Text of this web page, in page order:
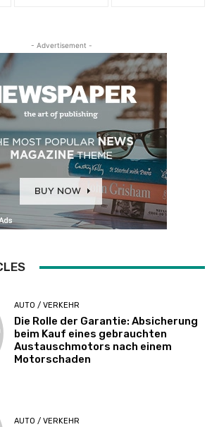
- Advertisement -
AUTO / VERKEHR
Die Rolle der Garantie: Absicherung
beim Kauf eines gebrauchten
Austauschmotors nach einem
Motorschaden
AUTO / VERKEHR